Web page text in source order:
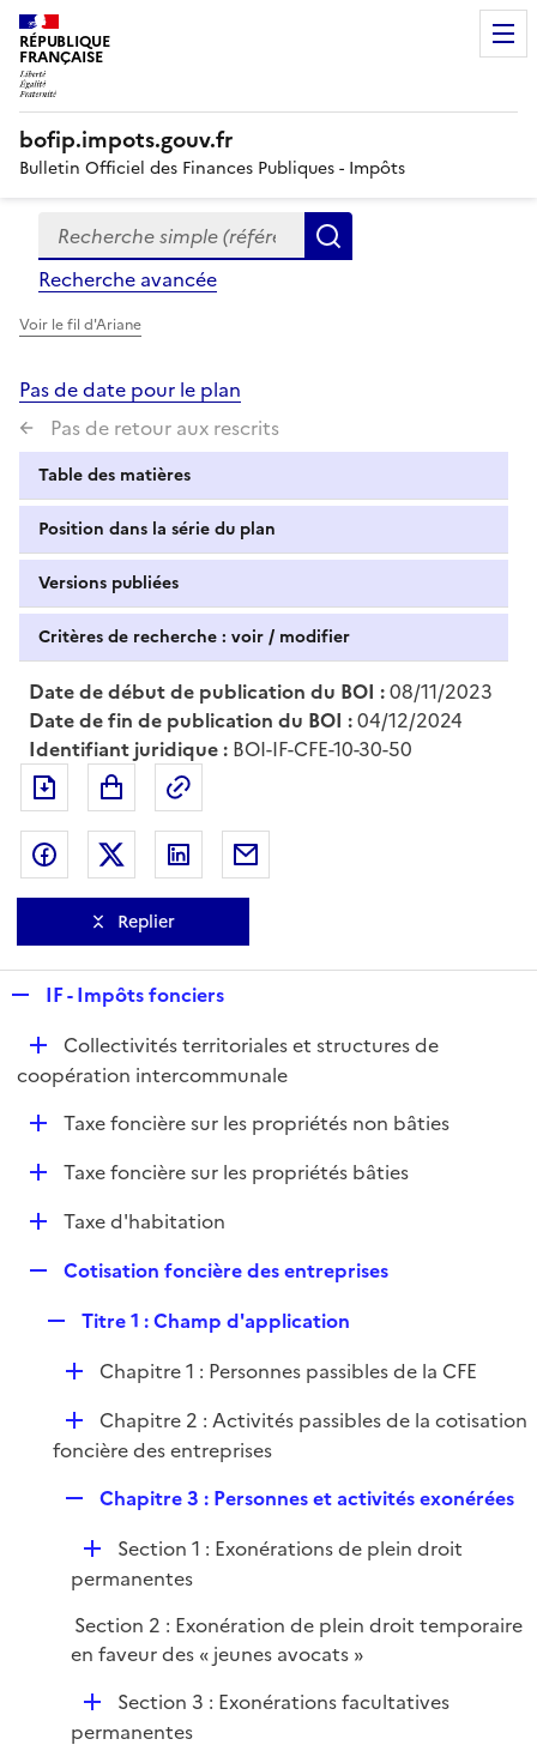
RÉPUBLIQUE
FRANÇAISE
bofip.impots.gouv.fr
Bulletin Officiel des Finances Publiques - Impôts
Formulaire
de
recherche
Recherche simple (références, mots clés, partie du
Recherche avancée
Voir le fil d'Ariane
Pas de date pour le plan
Pas de retour aux rescrits
Table des matières
Position dans la série du plan
Versions publiées
Critères de recherche : voir / modifier
Date de début de publication du BOI :08/11/2023
Date de fin de publication du BOI :04/12/2024
Identifiant juridique : BOI-IF-CFE-10-30-50
Exporter le document au format pdf
Partager sur Facebook
Partager sur Twitter
Partager sur LinkedIn
Replier
p
l
i
e
r
IF - Impôts fonciers
D
é
Collectivités territoriales et structures de
coopération intercommunale
DTaxe foncière sur les propriétés non bâties
D
e
Taxe foncière sur les propriétés bâties
D
p
Taxe d'habitation
p
r
Cotisation foncière des entreprises
p
l
i
e
r
Titre 1 : Champ d'application
D
l
r
Chapitre 1 : Personnes passibles de la CFE
D
é
i
e
r
Chapitre 2 : Activités passibles de la cotisation
foncière des entreprises
p
l
e
r
Chapitre 3 : Personnes et activités exonérées
D
é
l
i
Section 1 : Exonérations de plein droit
permanentes
Section 2 : Exonération de plein droit temporaire
en faveur des « jeunes avocats »
D
é
Section 3 : Exonérations facultatives
permanentes